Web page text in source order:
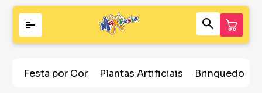
Festa por Cor Plantas Artificiais Brinquedos